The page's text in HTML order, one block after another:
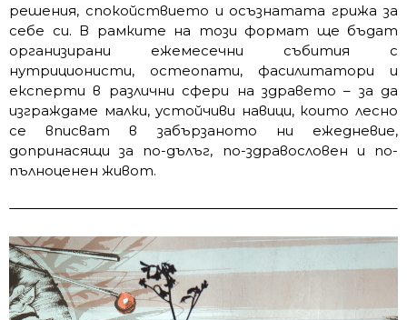
решения, спокойствието и осъзнатата грижа за
себе си. В рамките на този формат ще бъдат
организирани ежемесечни събития с
нутриционисти, остеопати, фасилитатори и
експерти в различни сфери на здравето – за да
изграждаме малки, устойчиви навици, които лесно
се вписват в забързаното ни ежедневие,
допринасящи за по-дълъг, по-здравословен и по-
пълноценен живот.